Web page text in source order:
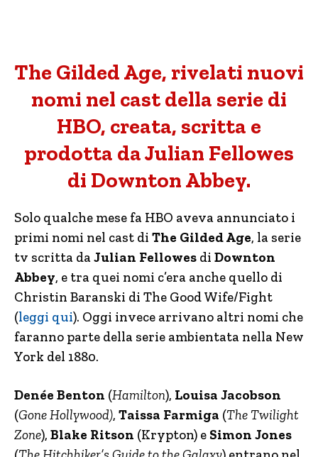
The Gilded Age, rivelati nuovi
nomi nel cast della serie di
HBO, creata, scritta e
prodotta da Julian Fellowes
di Downton Abbey.
Solo qualche mese fa HBO aveva annunciato i
primi nomi nel cast di The Gilded Age, la serie
tv scritta daJulian Fellowes di Downton
Abbey, e tra quei nomi c’era anche quello di
Christin Baranski di The Good Wife/Fight
(leggi qui). Oggi invece arrivano altri nomi che
faranno parte della serie ambientata nella New
York del 1880.
Denée Benton (Hamilton), Louisa Jacobson
(Gone Hollywood), Taissa Farmiga (The Twilight
Zone), Blake Ritson (Krypton) e Simon Jones